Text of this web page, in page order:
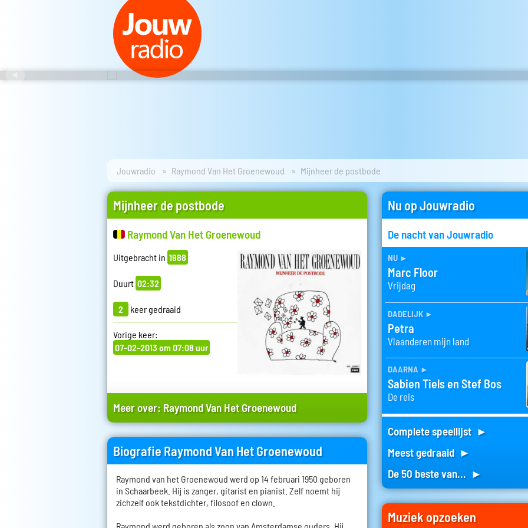
Jouwradio Raymond Van Het Groenewoud Mijnheer de postbode
Mijnheer de postbode
Raymond Van Het Groenewoud
Uitgebracht in 1988
Duurt 02:32
2 keer gedraaid
Vorige keer:
07-02-2013 om 07:08 uur
Meer over: Raymond Van Het Groenewoud
Biografie Raymond Van Het Groenewoud
Raymond van het Groenewoud werd op 14 februari 1950 geboren
in Schaarbeek. Hij is zanger, gitarist en pianist. Zelf noemt hij
zichzelf ook tekstdichter, filosoof en clown.
Raymond werd geboren als zoon van Amsterdamse ouders. Hij
Nu op Jouwradio
De nacht van Jouwradio
nu ►
Marc Floor
Vrijdag
dadelijk ►
Petra
Vlaanderen mijn land
daarna ►
Sabien Tiels en Stef Bos
De reis
Complete speellijst ►
Meest gedraaid ►
De 50 beste van... ►
Muziek opzoeken